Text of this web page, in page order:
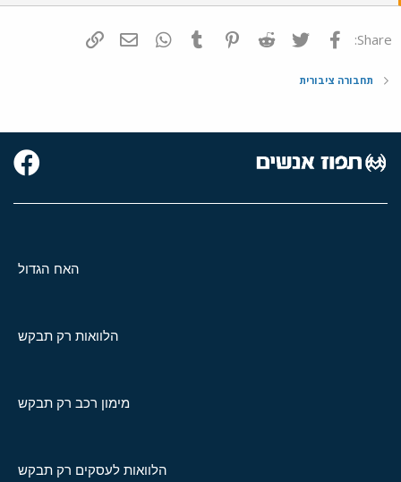
Share: פייסבוק Twitter
Reddit
Pinterest
Tumblr
WhatsAppדואר אלקטרוני
תחבורה ציבורית
האח הגדול
הלוואות רק תבקש
מימון רכב רק תבקש
הלוואות לעסקים רק תבקש